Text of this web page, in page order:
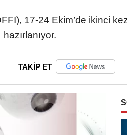
17-24 Ekim’de ikinci
hazırlanıyor.
TAKİP ET